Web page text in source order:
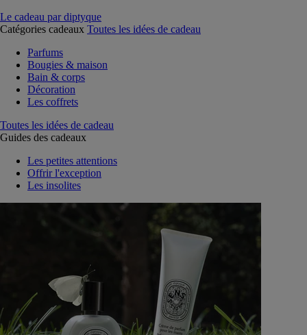
Le cadeau par diptyque
Catégories cadeaux Toutes les idées de cadeau
Parfums
Bougies & maison
Bain & corps
Décoration
Les coffrets
Toutes les idées de cadeau
Guides des cadeaux
Les petites attentions
Offrir l'exception
Les insolites